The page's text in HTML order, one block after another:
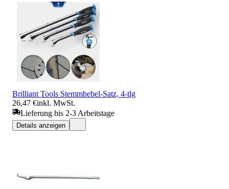
Brilliant Tools Stemmhebel-Satz, 4-tlg
26,47 €inkl. MwSt.
Lieferung bis 2-3 Arbeitstage
Details anzeigen